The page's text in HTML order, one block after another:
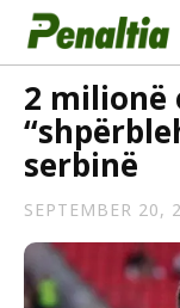
2 milionë
serbinë
SEPTEMBER 20,